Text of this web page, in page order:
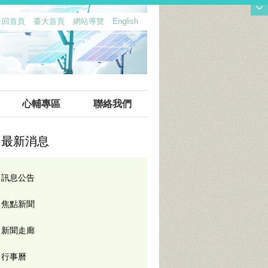
回首頁 臺大首頁 網站導覽 English
心輔專區 聯絡我們
最新消息
訊息公告
焦點新聞
新聞走廊
行事曆